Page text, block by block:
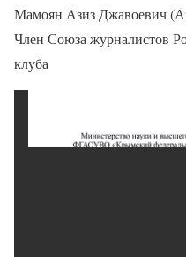
Мамоян Азиз Джавоевич
Член Союза журналистов
клуба